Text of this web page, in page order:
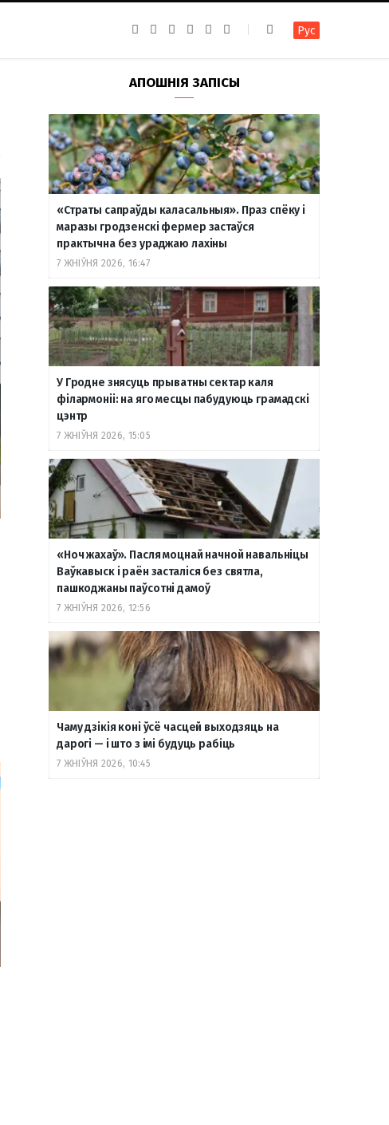
b
o
k
a
g
a
m
g
r
a
m
u
b
т
а
т
е
Рус
АПОШНІЯ ЗАПІСЫ
«Страты сапраўды каласальныя». Праз спёку і
маразы гродзенскі фермер застаўся
практычна без ураджаю лахіны
7 ЖНІЎНЯ 2026, 16:47
У Гродне знясуць прыватны сектар каля
філармоніі: на яго месцы пабудуюць грамадскі
цэнтр
7 ЖНІЎНЯ 2026, 15:05
«Ноч жахаў». Пасля моцнай начной навальніцы
Ваўкавыск і раён засталіся без святла,
пашкоджаны паўсотні дамоў
7 ЖНІЎНЯ 2026, 12:56
Чаму дзікія коні ўсё часцей выходзяць на
дарогі — і што з імі будуць рабіць
7 ЖНІЎНЯ 2026, 10:45